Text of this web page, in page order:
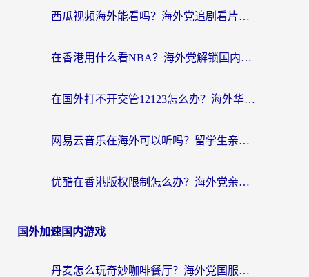
西瓜视频海外能看吗？海外党追剧看片的终极解决方案来了
在香港用什么看NBA？海外党解锁国内体育直播的终极攻略
在国外打不开交管12123怎么办？海外华人必看的回国加速全攻略
网易云音乐在海外可以听吗？留学生亲测有效的回国加速方案
优酷在香港版权限制怎么办？海外党亲测有效的追剧加速方案
国外加速国内游戏
丹麦怎么玩奇妙咖啡餐厅？海外党国服游戏加速全攻略（附灌篮高手元气骑士实测）